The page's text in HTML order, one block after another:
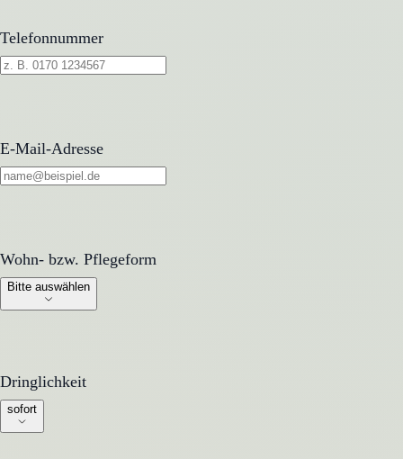
Telefonnummer
E-Mail-Adresse
Wohn- bzw. Pflegeform
Wohn- bzw. Pflegeform
Bitte auswählen
Dringlichkeit
Dringlichkeit
sofort